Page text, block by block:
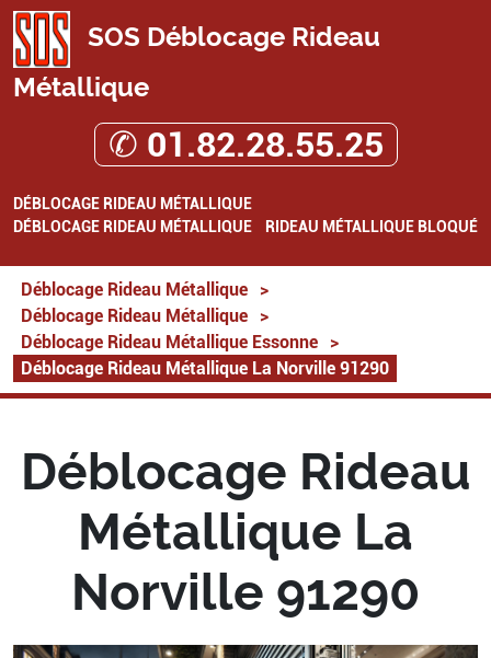
SOS Déblocage Rideau
Métallique
✆ 01.82.28.55.25
DÉBLOCAGE RIDEAU MÉTALLIQUE
DÉBLOCAGE RIDEAU MÉTALLIQUE
RIDEAU MÉTALLIQUE BLOQUÉ
Déblocage Rideau Métallique
>
Déblocage Rideau Métallique
>
Déblocage Rideau Métallique Essonne
>
Déblocage Rideau Métallique La Norville 91290
Déblocage Rideau
Métallique La
Norville 91290